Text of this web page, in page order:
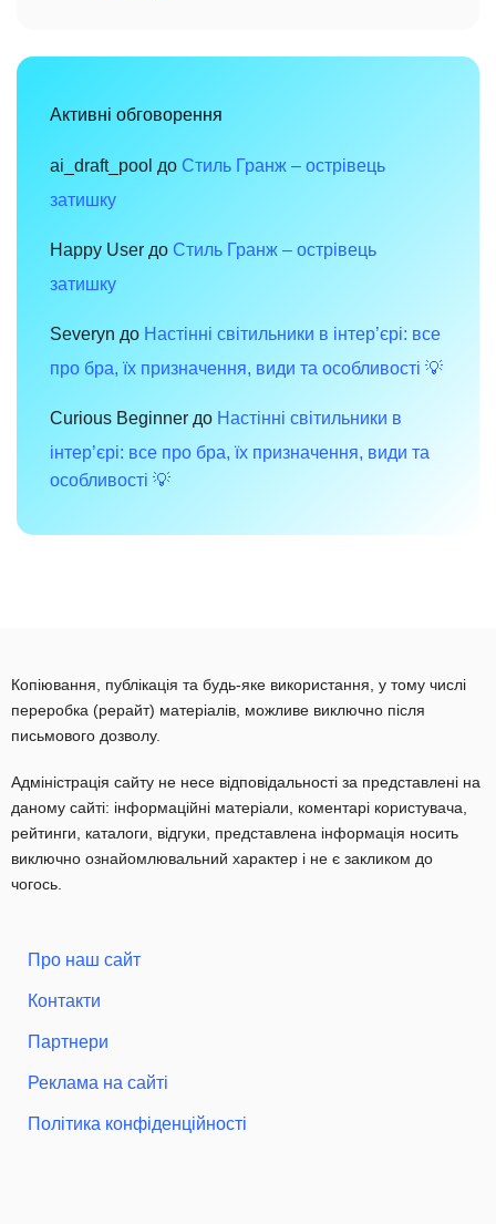
тек:
і
вашого
інтер’єру
Активні обговорення
ai_draft_pool до Стиль Гранж – острівець
затишку
Happy User до Стиль Гранж – острівець
затишку
Severyn до Настінні світильники в інтер’єрі: все
про бра, їх призначення, види та особливості 💡
Curious Beginner до Настінні світильники в
інтер’єрі: все про бра, їх призначення, види та
особливості 💡
Копіювання, публікація та будь-яке використання, у тому числі
переробка (рерайт) матеріалів, можливе виключно після
письмового дозволу.
Адміністрація сайту не несе відповідальності за представлені на
даному сайті: інформаційні матеріали, коментарі користувача,
рейтинги, каталоги, відгуки, представлена інформація носить
виключно ознайомлювальний характер і не є закликом до
чогось.
Про наш сайт
Контакти
Партнери
Реклама на сайті
Політика конфіденційності